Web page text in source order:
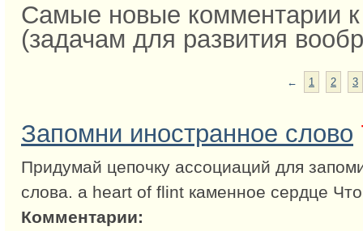
Самые новые комментарии
(задачам для развития
← 1 2 3
Запомни иностранное слово
Придумай цепочку ассоциаций для
слова. a heart of flint каменное сердце
Комментарии: